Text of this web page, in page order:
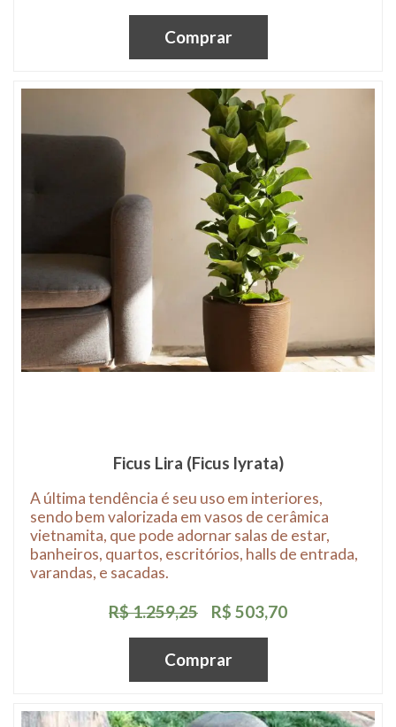
Comprar
Ficus Lira (Ficus lyrata)
A última tendência é seu uso em interiores,
sendo bem valorizada em vasos de cerâmica
vietnamita, que pode adornar salas de estar,
banheiros, quartos, escritórios, halls de entrada,
varandas, e sacadas.
R$ 1.259,25 R$ 503,70
Comprar